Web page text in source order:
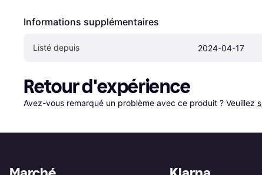
Informations supplémentaires
Listé depuis 2024-04-17
Retour d'expérience
Avez-vous remarqué un problème avec ce produit ? Veuillez